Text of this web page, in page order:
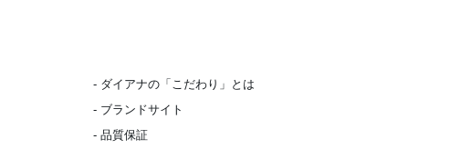
- ダイアナの「こだわり」とは
- ブランドサイト
- 品質保証